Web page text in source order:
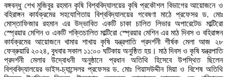
বঙ্গবন্ধু শেখ মুজিবুর রহমান কৃষি বিশ্ববিদ্যালয়ের কৃষি প্রকৌশল বিভাগের আয়োজনে ও
বহিরাঙ্গন কার্যক্রমের সহযোগিতায় বিশ্ববিদ্যালয়ের গবেষণা মাঠে প্রফেসর ড. মোঃ
মোস্তাফিজার রহমান এর উদ্ভাবিত একটি চাকা চালিত লিভার অপারেটেড মাল্টিরো
স্প্রেয়ার মেশিন ও একটি শক্তিচালিত মাল্টিরো স্প্রেয়ার মেশিন এর মাঠ দিবস ও বহিরাঙ্গন
কার্যক্রমের আয়োজনে খামার শাখায় কৃষি যন্ত্রপাতি প্রদর্শনী শীর্ষক মেলা আজ ২৮
ফেব্রুয়ারি ২০২৪, বুধবার সকাল ১১:০০ ঘটিকায় অনুষ্ঠিত হয়। মাঠ দিবস ও কৃষি যন্ত্রপাতি
প্রদর্শনী মেলার উদ্বোধনী অনুষ্ঠানে প্রধান অতিথি হিসেবে উপস্থিত ছিলেন
বিশ্ববিদ্যালয়ের ভাইস-চ্যান্সেলর প্রফেসর ড. মোঃ গিয়াসউদ্দীন মিয়া ও বিশেষ অতিথি